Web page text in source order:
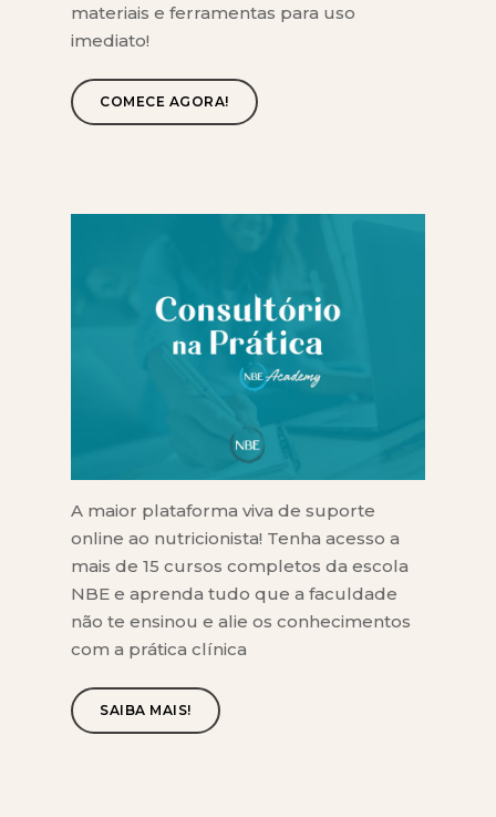
materiais e ferramentas para uso
imediato!
COMECE AGORA!
A maior plataforma viva de suporte
online ao nutricionista! Tenha acesso a
mais de 15 cursos completos da escola
NBE e aprenda tudo que a faculdade
não te ensinou e alie os conhecimentos
com a prática clínica
SAIBA MAIS!